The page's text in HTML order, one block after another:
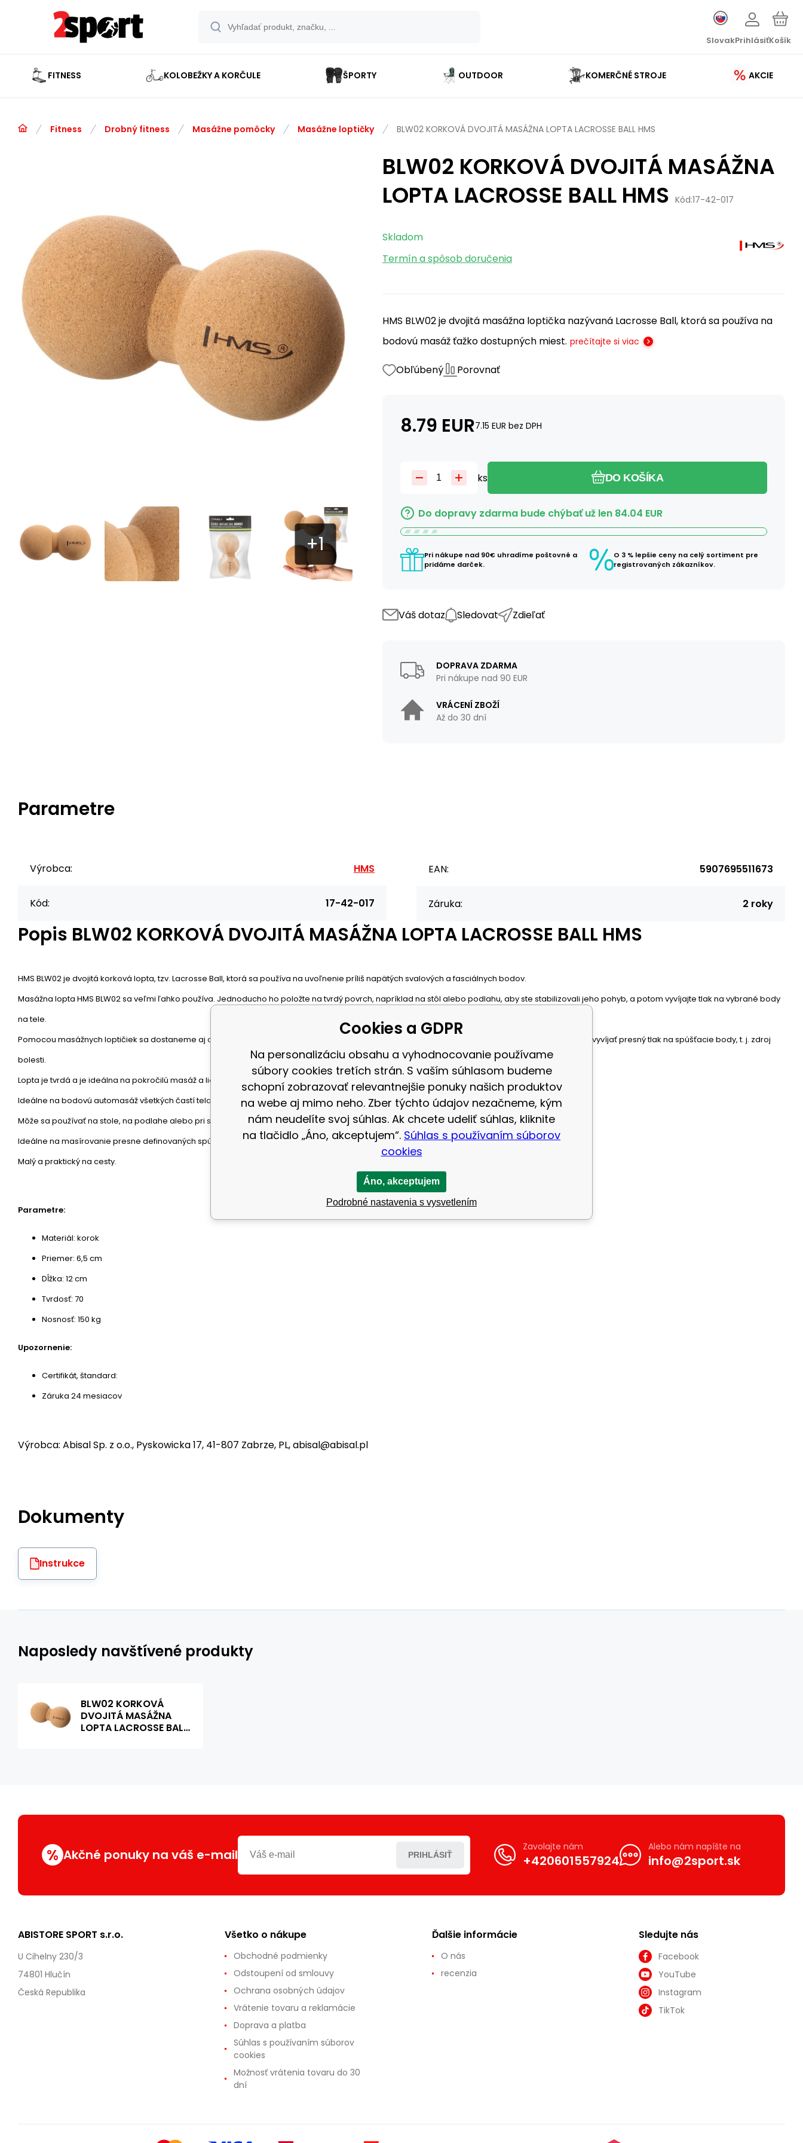
SlovakPrihlásiťKošík
FITNESS KOLOBEŽKY A KORČULE ŠPORTY OUTDOOR KOMERČNÉ STROJE AKCIE
Fitness Drobný fitness Masážne pomôcky Masážne loptičky BLW02 KORKOVÁ DVOJITÁ MASÁŽNA LOPTA LACROSSE BALL HMS
BLW02 KORKOVÁ DVOJITÁ MASÁŽNA
LOPTA LACROSSE BALL HMS Kód:17-42-017
Skladom
Termín a spôsob doručenia
HMS BLW02 je dvojitá masážna loptička nazývaná Lacrosse Ball, ktorá sa používa na
bodovú masáž ťažko dostupných miest. prečítajte si viac
Obľúbený Porovnať
8.79 EUR7.15 EUR bez DPH
ks DO KOŠÍKA
Do dopravy zdarma bude chýbať už len 84.04 EUR
Pri nákupe nad 90€ uhradíme poštovné a
pridáme darček.
O 3 % lepšie ceny na celý sortiment pre
registrovaných zákazníkov.
Váš dotaz Sledovat Zdieľať
DOPRAVA ZDARMA
Pri nákupe nad 90 EUR
VRÁCENÍ ZBOŽÍ
Až do 30 dní
Parametre
Výrobca: HMS
Kód: 17-42-017
EAN: 5907695511673
Záruka: 2 roky
Popis BLW02 KORKOVÁ DVOJITÁ MASÁŽNA LOPTA LACROSSE BALL HMS
HMS BLW02 je dvojitá korková lopta, tzv. Lacrosse Ball, ktorá sa používa na uvoľnenie príliš napätých svalových a fasciálnych bodov.
Masážna lopta HMS BLW02 sa veľmi ľahko používa. Jednoducho ho položte na tvrdý povrch, napríklad na stôl alebo podlahu, aby ste stabilizovali jeho pohyb, a potom vyvíjajte tlak na vybrané body
na tele.
Pomocou masážnych loptičiek sa dostaneme aj do tých najnedostupnejších častí svalov. Ich účinnosť je daná ich malou veľkosťou, ktorá umožňuje vyvíjať presný tlak na spúšťacie body, t. j. zdroj
bolesti.
Lopta je tvrdá a je ideálna na pokročilú masáž a liečbu bolestivých stavov u profesionálnych športovcov.
Ideálne na bodovú automasáž všetkých častí tela.
Môže sa používať na stole, na podlahe alebo pri stene.
Ideálne na masírovanie presne definovaných spúšťacích bodov.
Malý a praktický na cesty.
Parametre:
Materiál: korok
Priemer: 6,5 cm
Dĺžka: 12 cm
Tvrdosť: 70
Nosnosť: 150 kg
Upozornenie:
Certifikát, štandard:
Záruka 24 mesiacov
Výrobca: Abisal Sp. z o.o., Pyskowicka 17, 41-807 Zabrze, PL, abisal@abisal.pl
Dokumenty
Instrukce
Naposledy navštívené produkty
BLW02 KORKOVÁ
DVOJITÁ MASÁŽNA
LOPTA LACROSSE BALL
% Akčné ponuky na váš e-mail PRIHLÁSIŤ
Zavolajte nám
+420601557924
Alebo nám napíšte na
info@2sport.sk
ABISTORE SPORT s.r.o.
U Cihelny 230/3
74801 Hlučín
Česká Republika
Všetko o nákupe
Obchodné podmienky
Odstoupení od smlouvy
Ochrana osobných údajov
Vrátenie tovaru a reklamácie
Doprava a platba
Súhlas s používaním súborov
cookies
Možnosť vrátenia tovaru do 30
dní
Ďalšie informácie
O nás
recenzia
Sledujte nás
Facebook
YouTube
Instagram
TikTok
Cookies a GDPR
Na personalizáciu obsahu a vyhodnocovanie používame
súbory cookies tretích strán. S vaším súhlasom budeme
schopní zobrazovať relevantnejšie ponuky našich produktov
na webe aj mimo neho. Zber týchto údajov nezačneme, kým
nám neudelíte svoj súhlas. Ak chcete udeliť súhlas, kliknite
na tlačidlo „Áno, akceptujem“. Súhlas s používaním súborov
cookies
Áno, akceptujem
Podrobné nastavenia s vysvetlením